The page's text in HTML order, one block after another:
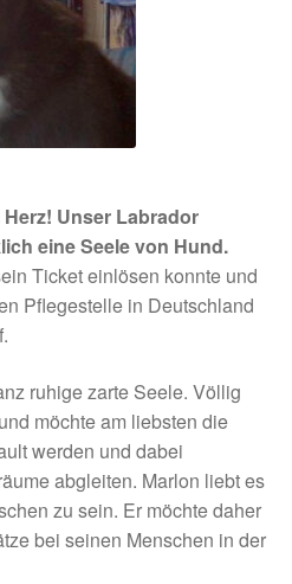
Unser Labrador
eine Seele von Hund.
Ticket einlösen konnte und
Pflegestelle in Deutschland
ruhige zarte Seele. Völlig
möchte am liebsten die
werden und dabei
abgleiten. Marlon liebt es
zu sein. Er möchte daher
bei seinen Menschen in der